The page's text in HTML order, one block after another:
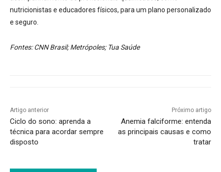
nutricionistas e educadores físicos, para um plano personalizado
e seguro.
Fontes: CNN Brasil; Metrópoles; Tua Saúde
Artigo anterior
Ciclo do sono: aprenda a
técnica para acordar sempre
disposto
Próximo artigo
Anemia falciforme: entenda
as principais causas e como
tratar